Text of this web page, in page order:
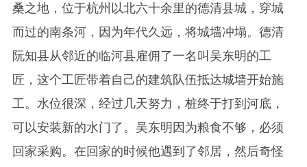
桑之地，位于杭州以北六十余里的德清县城，穿城
而过的南条河，因为年代久远，将城墙冲塌。德清
阮知县从邻近的临河县雇佣了一名叫吴东明的工
匠，这个工匠带着自己的建筑队伍抵达城墙开始施
工。水位很深，经过几天努力，桩终于打到河底，
可以安装新的水门了。吴东明因为粮食不够，必须
回家采购。在回家的时候他遇到了邻居，然后奇怪